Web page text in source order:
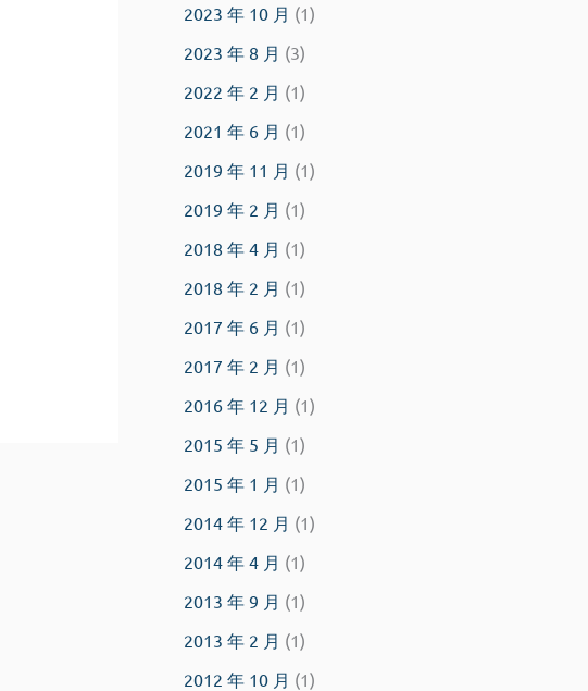
2023 年 10 月 (1)
2023 年 8 月 (3)
2022 年 2 月 (1)
2021 年 6 月 (1)
2019 年 11 月 (1)
2019 年 2 月 (1)
2018 年 4 月 (1)
2018 年 2 月 (1)
2017 年 6 月 (1)
2017 年 2 月 (1)
2016 年 12 月 (1)
2015 年 5 月 (1)
2015 年 1 月 (1)
2014 年 12 月 (1)
2014 年 4 月 (1)
2013 年 9 月 (1)
2013 年 2 月 (1)
2012 年 10 月 (1)